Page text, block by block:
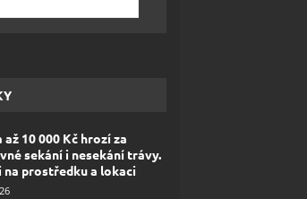
až 10 000 Kč hrozí za
sekání i nesekání trávy.
na prostředku a lokaci